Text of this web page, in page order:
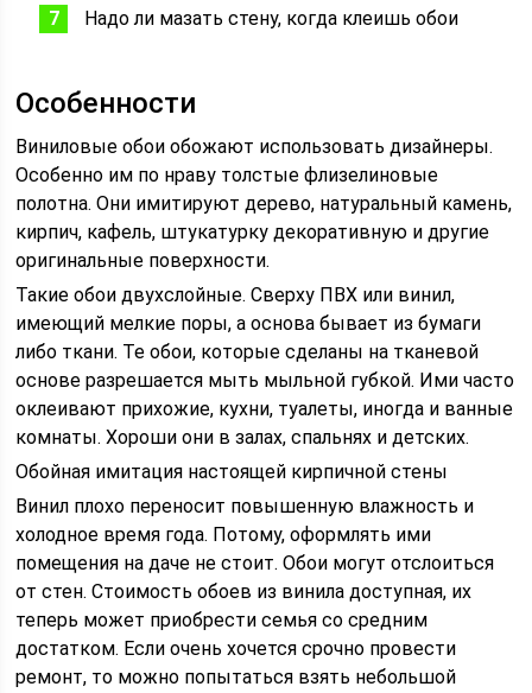
Надо ли мазать стену, когда клеишь обои
Особенности
Виниловые обои обожают использовать дизайнеры.
Особенно им по нраву толстые флизелиновые
полотна. Они имитируют дерево, натуральный камень,
кирпич, кафель, штукатурку декоративную и другие
оригинальные поверхности.
Такие обои двухслойные. Сверху ПВХ или винил,
имеющий мелкие поры, а основа бывает из бумаги
либо ткани. Те обои, которые сделаны на тканевой
основе разрешается мыть мыльной губкой. Ими часто
оклеивают прихожие, кухни, туалеты, иногда и ванные
комнаты. Хороши они в залах, спальнях и детских.
Обойная имитация настоящей кирпичной стены
Винил плохо переносит повышенную влажность и
холодное время года. Потому, оформлять ими
помещения на даче не стоит. Обои могут отслоиться
от стен. Стоимость обоев из винила доступная, их
теперь может приобрести семья со средним
достатком. Если очень хочется срочно провести
ремонт, то можно попытаться взять небольшой